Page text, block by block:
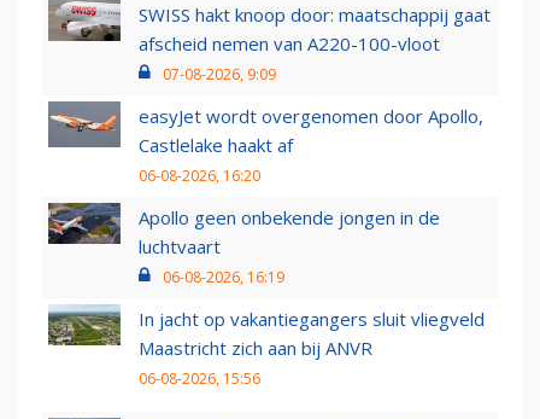
SWISS hakt knoop door: maatschappij gaat
afscheid nemen van A220-100-vloot
07-08-2026, 9:09
easyJet wordt overgenomen door Apollo,
Castlelake haakt af
06-08-2026, 16:20
Apollo geen onbekende jongen in de
luchtvaart
06-08-2026, 16:19
In jacht op vakantiegangers sluit vliegveld
Maastricht zich aan bij ANVR
06-08-2026, 15:56